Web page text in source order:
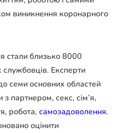
виникнення коронарного
стали близько 8000
Експерти
семи основних областей
партнером, секс, сім’я,
робота, самозадоволення.
оцінити